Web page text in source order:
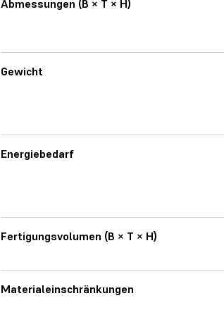
Abmessungen (B × T × H)
Gewicht
Energiebedarf
Fertigungsvolumen (B × T × H)
Materialeinschränkungen